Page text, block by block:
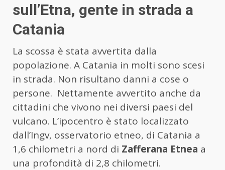
sull’Etna, gente in strada a
Catania
La scossa è stata avvertita dalla
popolazione. A Catania in molti sono scesi
in strada. Non risultano danni a cose o
persone. Nettamente avvertito anche da
cittadini che vivono nei diversi paesi del
vulcano. L’ipocentro è stato localizzato
dall’Ingv, osservatorio etneo, di Catania a
1,6 chilometri a nord di Zafferana Etnea a
una profondità di 2,8 chilometri.